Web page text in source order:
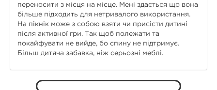
переносити з місця на місце. Мені здається що вона
більше підходить для нетривалого використання.
На пікнік може з собою взяти чи присісти дитині
після активної гри. Так щоб полежати та
покайфувати не вийде, бо спину не підтримує.
Більш дитяча забавка, ніж серьозні меблі.